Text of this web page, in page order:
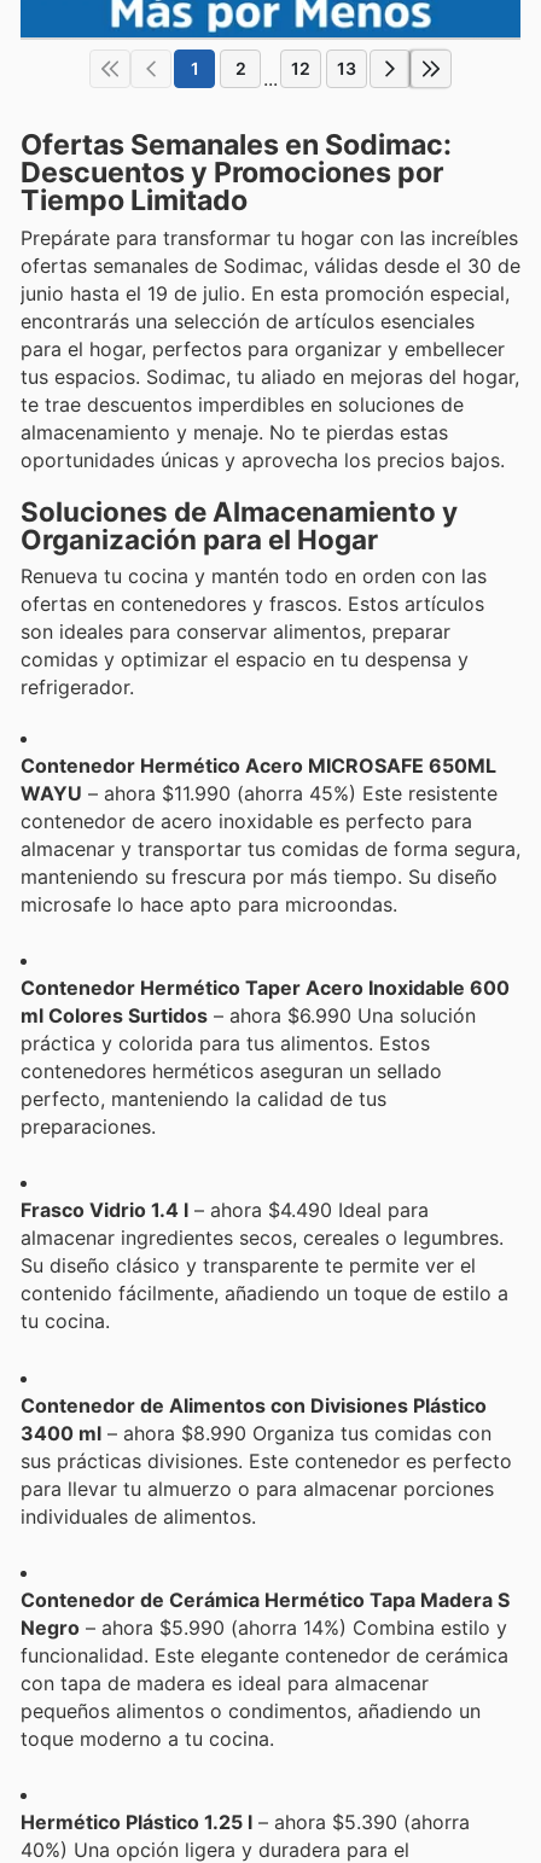
1 2 ... 12 13
Ofertas Semanales en Sodimac:
Descuentos y Promociones por
Tiempo Limitado
Prepárate para transformar tu hogar con las increíbles
ofertas semanales de Sodimac, válidas desde el 30 de
junio hasta el 19 de julio. En esta promoción especial,
encontrarás una selección de artículos esenciales
para el hogar, perfectos para organizar y embellecer
tus espacios. Sodimac, tu aliado en mejoras del hogar,
te trae descuentos imperdibles en soluciones de
almacenamiento y menaje. No te pierdas estas
oportunidades únicas y aprovecha los precios bajos.
Soluciones de Almacenamiento y
Organización para el Hogar
Renueva tu cocina y mantén todo en orden con las
ofertas en contenedores y frascos. Estos artículos
son ideales para conservar alimentos, preparar
comidas y optimizar el espacio en tu despensa y
refrigerador.
Contenedor Hermético Acero MICROSAFE 650ML
WAYU – ahora $11.990 (ahorra 45%) Este resistente
contenedor de acero inoxidable es perfecto para
almacenar y transportar tus comidas de forma segura,
manteniendo su frescura por más tiempo. Su diseño
microsafe lo hace apto para microondas.
Contenedor Hermético Taper Acero Inoxidable 600
ml Colores Surtidos – ahora $6.990 Una solución
práctica y colorida para tus alimentos. Estos
contenedores herméticos aseguran un sellado
perfecto, manteniendo la calidad de tus
preparaciones.
Frasco Vidrio 1.4 l – ahora $4.490 Ideal para
almacenar ingredientes secos, cereales o legumbres.
Su diseño clásico y transparente te permite ver el
contenido fácilmente, añadiendo un toque de estilo a
tu cocina.
Contenedor de Alimentos con Divisiones Plástico
3400 ml – ahora $8.990 Organiza tus comidas con
sus prácticas divisiones. Este contenedor es perfecto
para llevar tu almuerzo o para almacenar porciones
individuales de alimentos.
Contenedor de Cerámica Hermético Tapa Madera S
Negro – ahora $5.990 (ahorra 14%) Combina estilo y
funcionalidad. Este elegante contenedor de cerámica
con tapa de madera es ideal para almacenar
pequeños alimentos o condimentos, añadiendo un
toque moderno a tu cocina.
Hermético Plástico 1.25 l – ahora $5.390 (ahorra
40%) Una opción ligera y duradera para el